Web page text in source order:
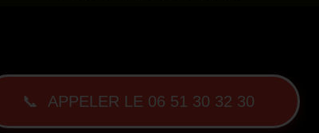
📞 APPELER LE 06 51 30 32 30